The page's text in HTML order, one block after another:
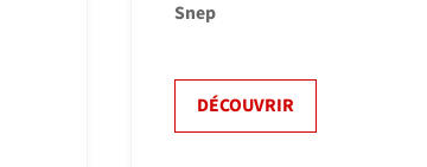
Snep
DÉCOUVRIR